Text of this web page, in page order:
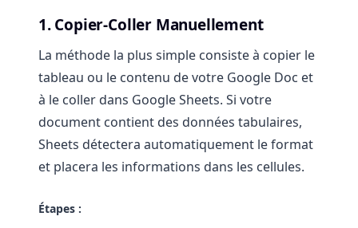
1. Copier-Coller Manuellement
La méthode la plus simple consiste à copier le
tableau ou le contenu de votre Google Doc et
à le coller dans Google Sheets. Si votre
document contient des données tabulaires,
Sheets détectera automatiquement le format
et placera les informations dans les cellules.
Étapes :